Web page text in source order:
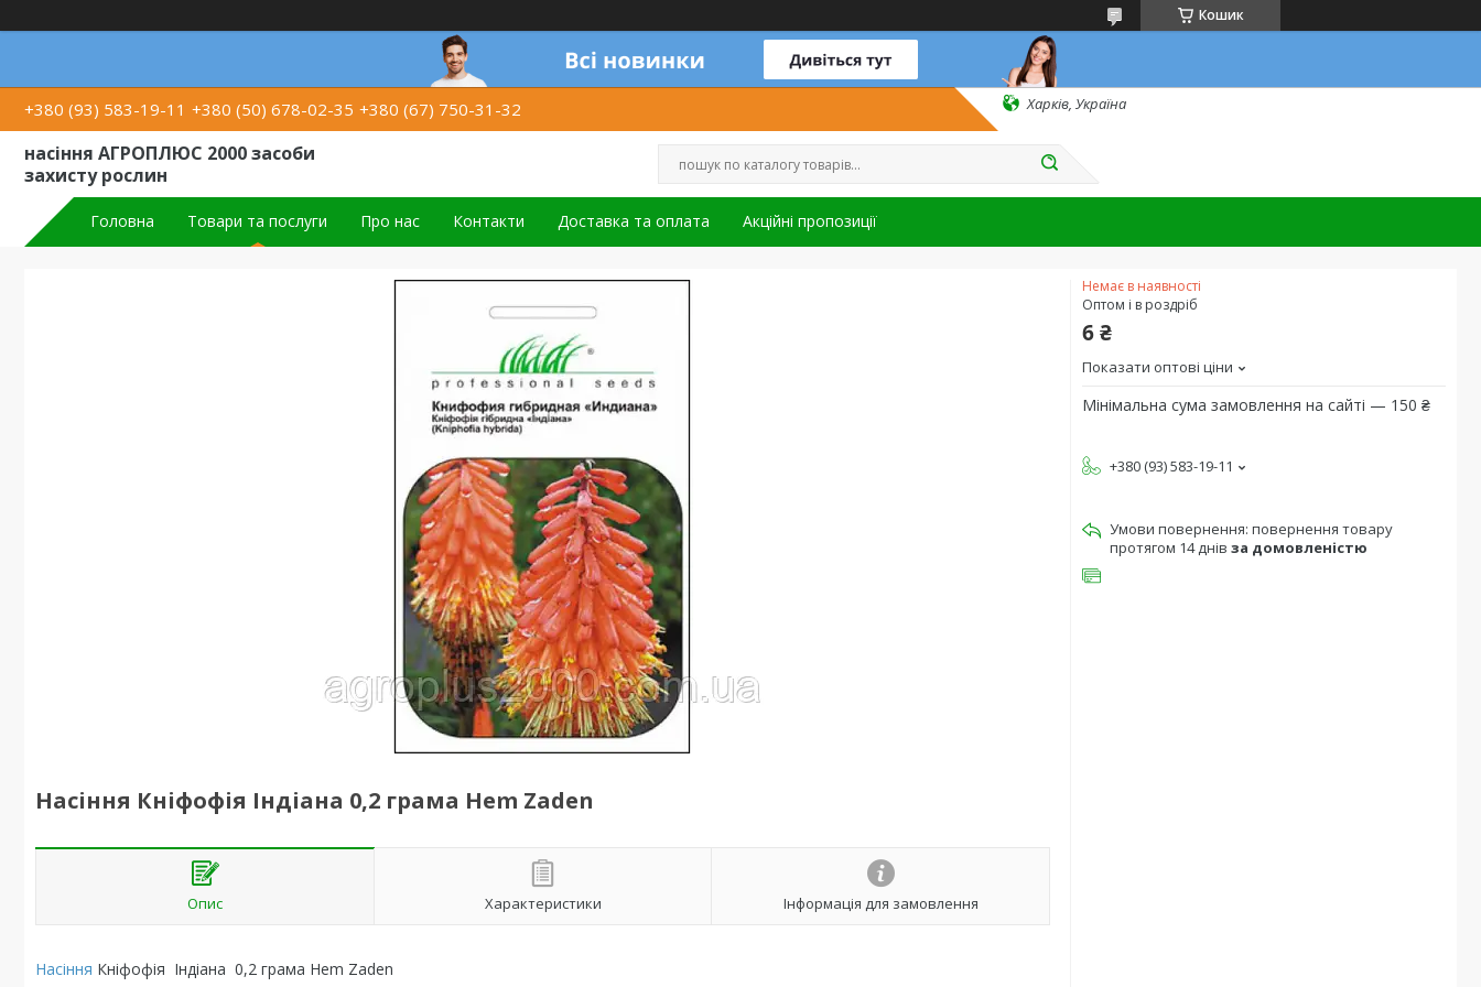
Кошик
+380 (93) 583-19-11 +380 (50) 678-02-35 +380 (67) 750-31-32 Харків, Україна
насіння АГРОПЛЮС 2000 засоби
захисту рослин
Головна Товари та послуги Про нас Контакти Доставка та оплата Акційні пропозиції
Насіння Кніфофія Індіана 0,2 грама Hem Zaden
Опис Характеристики Інформація для замовлення
Насіння Кніфофія Індіана 0,2 грама Hem Zaden
Немає в наявності
Оптом і в роздріб
6 ₴
Показати оптові ціни
Мінімальна сума замовлення на сайті — 150 ₴
+380 (93) 583-19-11
повернення товару
протягом 14 днів за домовленістю